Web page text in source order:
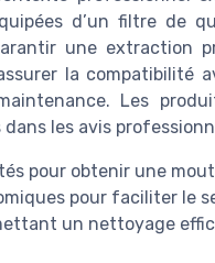
d’un filtre de
une extraction
la compatibilité
Les
les avis
pour obtenir une
pour faciliter le
un nettoyage